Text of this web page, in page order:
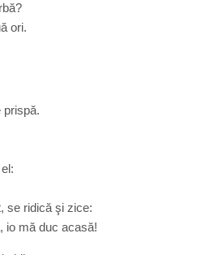
ori.
prispă.
se ridică şi zice:
io mă duc acasă!